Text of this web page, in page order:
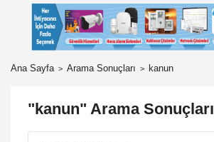
Ana Sayfa Arama Sonuçları kanun
"kanun" Arama Sonuçları